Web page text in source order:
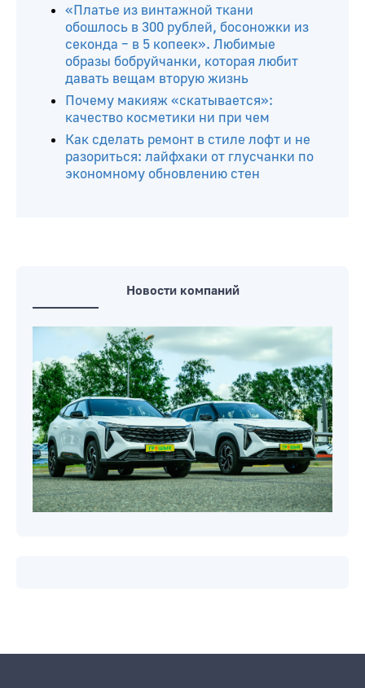
«Платье из винтажной ткани
обошлось в 300 рублей, босоножки из
секонда – в 5 копеек». Любимые
образы бобруйчанки, которая любит
давать вещам вторую жизнь
Почему макияж «скатывается»:
качество косметики ни при чем
Как сделать ремонт в стиле лофт и не
разориться: лайфхаки от глусчанки по
экономному обновлению стен
Новости компаний